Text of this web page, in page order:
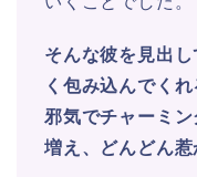
そんな彼を見出
く包み込んでく
邪気でチャーミ
増え、どんどん惹